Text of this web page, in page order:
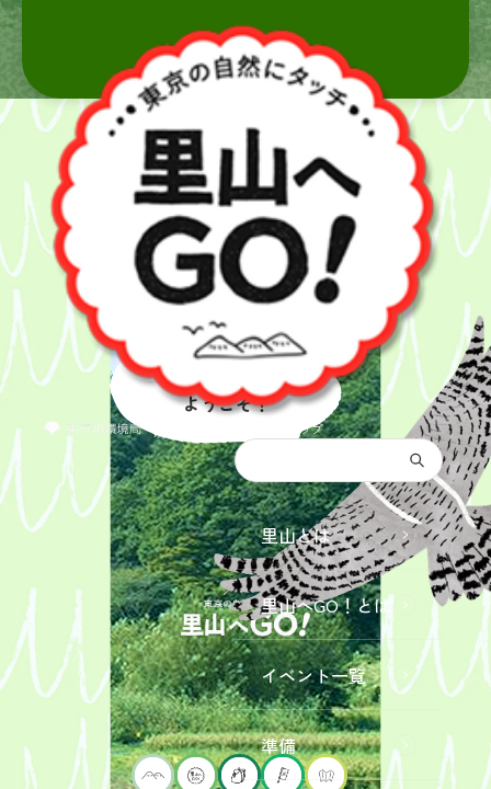
都庁総合トップ
里山とは
里山へGO！とは
イベント一覧
準備
里山へ
ようこそ！